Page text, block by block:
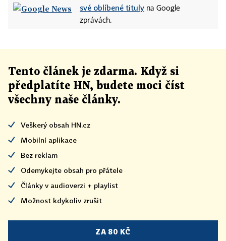
své oblíbené tituly na Google
zprávách.
Tento článek je zdarma. Když si
předplatíte HN, budete moci číst
všechny naše články.
Veškerý obsah HN.cz
Mobilní aplikace
Bez reklam
Odemykejte obsah pro přátele
Články v audioverzi + playlist
Možnost kdykoliv zrušit
ZA 80 KČ